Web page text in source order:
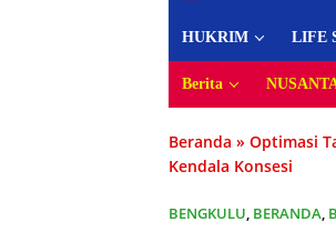
HUKRIM LIFE
Berita
Beranda » Optimasi
Kendala Konsesi
BENGKULU, BERANDA,